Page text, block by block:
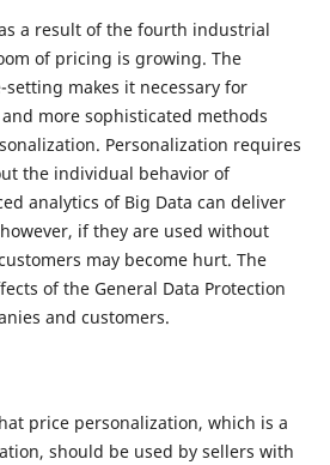
a result of the fourth industrial
of pricing is growing. The
makes it necessary for
more sophisticated methods
Personalization requires
the individual behavior of
analytics of Big Data can deliver
if they are used without
may become hurt. The
of the General Data Protection
and customers.
price personalization, which is a
should be used by sellers with